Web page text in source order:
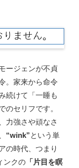
ージェンが不貞
。家来から命令
続けて「一睡も
のセリフです。
力強さや頑なさ
“wink”という単
の時代、つまり
ンクの 「片目を瞑